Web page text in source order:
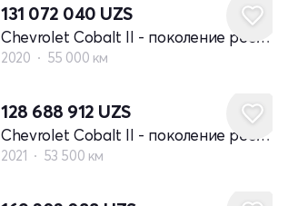
131 072 040 UZS
Chevrolet Cobalt II - поколение рестайлинг
2020 55 000 км
128 688 912 UZS
Chevrolet Cobalt II - поколение рестайлинг
2021 53 500 км